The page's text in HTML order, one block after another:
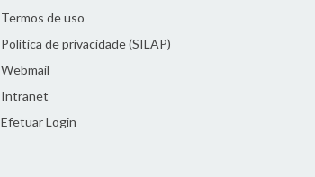
Termos de uso
Política de privacidade (SILAP)
Webmail
Intranet
Efetuar Login